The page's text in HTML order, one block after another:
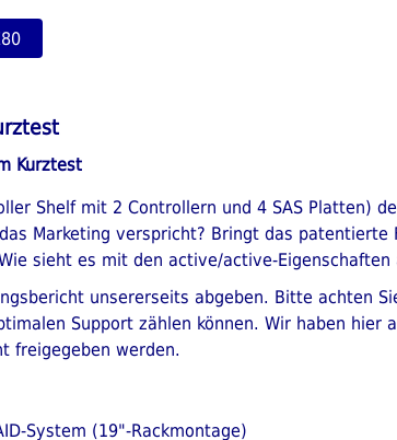
Kurztest
Shelf mit 2 Controllern und 4 SAS Platten)
Marketing verspricht? Bringt das
sieht es mit den active/active-Eigenschaften
unsererseits abgeben. Bitte achten
Support zählen können. Wir haben
freigegeben werden.
System (19"-Rackmontage)